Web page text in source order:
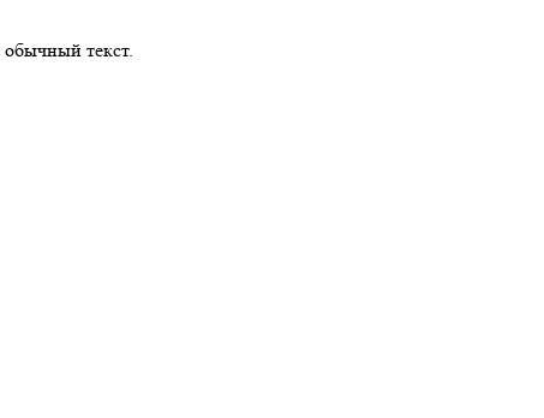
текст.